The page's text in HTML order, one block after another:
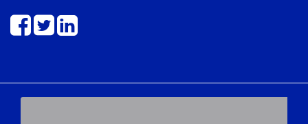
Share on Facebook
Share on Twitter
Share on LinkedIn